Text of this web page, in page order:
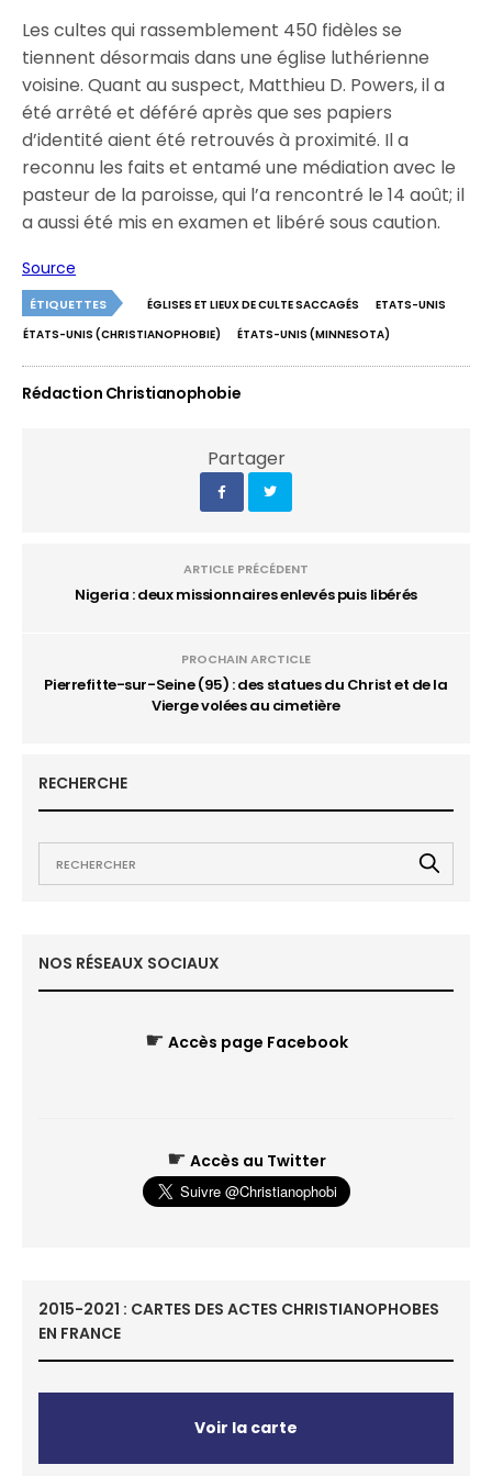
Les cultes qui rassemblement 450 fidèles se
tiennent désormais dans une église luthérienne
voisine. Quant au suspect, Matthieu D. Powers, il a
été arrêté et déféré après que ses papiers
d’identité aient été retrouvés à proximité. Il a
reconnu les faits et entamé une médiation avec le
pasteur de la paroisse, qui l’a rencontré le 14 août; il
a aussi été mis en examen et libéré sous caution.
Source
ÉTIQUETTES ÉGLISES ET LIEUX DE CULTE SACCAGÉS
ETATS-UNIS
ÉTATS-UNIS (CHRISTIANOPHOBIE)
ÉTATS-UNIS (MINNESOTA)
Rédaction Christianophobie
Partager
ARTICLE PRÉCÉDENT
Nigeria : deux missionnaires enlevés puis libérés
PROCHAIN ARCTICLE
Pierrefitte-sur-Seine (95) : des statues du Christ et de la
Vierge volées au cimetière
RECHERCHE
NOS RÉSEAUX SOCIAUX
☛ Accès page Facebook
☛ Accès au Twitter
2015-2021 : CARTES DES ACTES CHRISTIANOPHOBES
EN FRANCE
Voir la carte